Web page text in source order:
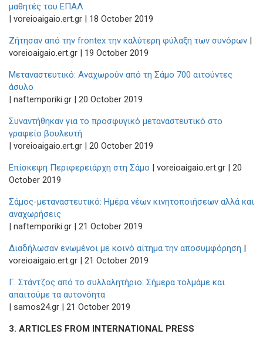
μαθητές του ΕΠΑΛ
| voreioaigaio.ert.gr | 18 October 2019
Ζήτησαν από την frontex την καλύτερη φύλαξη των συνόρων |
voreioaigaio.ert.gr | 19 October 2019
Μεταναστευτικό: Αναχωρούν από τη Σάμο 700 αιτούντες
άσυλο
| naftemporiki.gr | 20 October 2019
Συναντήθηκαν για το προσφυγικό μεταναστευτικό στο
γραφείο βουλευτή
| voreioaigaio.ert.gr | 20 October 2019
Επίσκεψη Περιφερειάρχη στη Σάμο | voreioaigaio.ert.gr | 20
October 2019
Σάμος-μεταναστευτικό: Ημέρα νέων κινητοποιήσεων αλλά και
αναχωρήσεις
| naftemporiki.gr | 21 October 2019
Διαδήλωσαν ενωμένοι με κοινό αίτημα την αποσυμφόρηση |
voreioaigaio.ert.gr | 21 October 2019
Γ. Στάντζος από το συλλαλητήριο: Σήμερα τολμάμε και
απαιτούμε τα αυτονόητα
| samos24.gr | 21 October 2019
3. ARTICLES FROM INTERNATIONAL PRESS